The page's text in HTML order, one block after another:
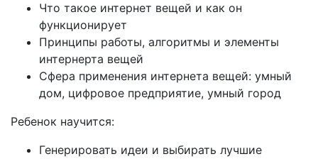
Что такое интернет вещей и как он
функционирует
Принципы работы, алгоритмы и элементы
интернерта вещей
Сфера применения интернета вещей: умный
дом, цифровое предприятие, умный город
Ребенок научится:
Генерировать идеи и выбирать лучшие